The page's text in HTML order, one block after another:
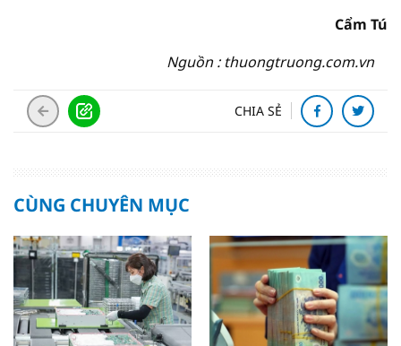
Cẩm Tú
Nguồn : thuongtruong.com.vn
CHIA SẺ
CÙNG CHUYÊN MỤC